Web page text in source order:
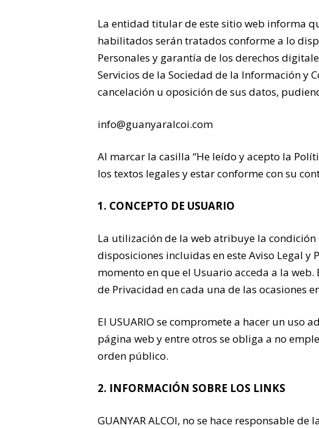
La entidad titular de este sitio web informa
habilitados serán tratados conforme a lo
Personales y garantía de los derechos
Servicios de la Sociedad de la Información y
cancelación u oposición de sus datos,
info@guanyaralcoi.com
Al marcar la casilla “He leído y acepto la
los textos legales y estar conforme con su
1. CONCEPTO DE USUARIO
La utilización de la web atribuye la
disposiciones incluidas en este Aviso Legal y
momento en que el Usuario acceda a la
de Privacidad en cada una de las ocasiones
El USUARIO se compromete a hacer un uso
página web y entre otros se obliga a no
orden público.
2. INFORMACIÓN SOBRE LOS LINKS
GUANYAR ALCOI, no se hace responsable